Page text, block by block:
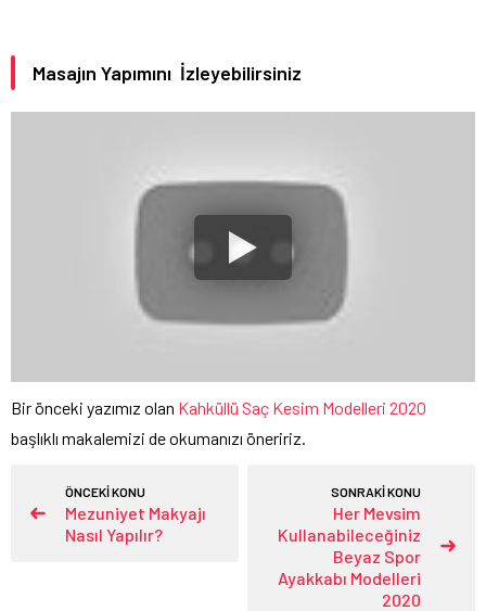
Masajın Yapımını İzleyebilirsiniz
Bir önceki yazımız olan Kahküllü Saç Kesim Modelleri 2020
başlıklı makalemizi de okumanızı öneririz.
ÖNCEKİ KONU
Mezuniyet Makyajı
Nasıl Yapılır?
SONRAKİ KONU
Her Mevsim
Kullanabileceğiniz
Beyaz Spor
Ayakkabı Modelleri
2020